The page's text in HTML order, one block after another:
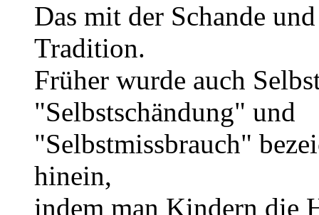
Das mit der Schande
Tradition.
Früher wurde auch
"Selbstschändung" und
"Selbstmissbrauch"
hinein,
indem man Kindern die